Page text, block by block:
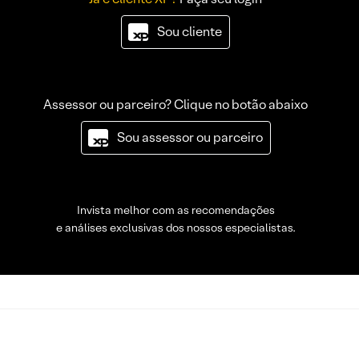
Sou cliente
Assessor ou parceiro? Clique no botão abaixo
Sou assessor ou parceiro
Invista melhor com as recomendações
e análises exclusivas dos nossos especialistas.